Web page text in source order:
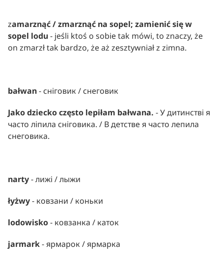
zamarznąć / zmarznąć na sopel; zamienić się w
sopel lodu - jeśli ktoś o sobie tak mówi, to znaczy, że
on zmarzł tak bardzo, że aż zesztywniał z zimna.
bałwan - сніговик / снеговик
Jako dziecko często lepiłam bałwana. - У дитинстві я
часто ліпила сніговика. / В детстве я часто лепила
снеговика.
narty - лижі / лыжи
łyżwy - ковзани / коньки
lodowisko - ковзанка / каток
jarmark - ярмарок / ярмарка